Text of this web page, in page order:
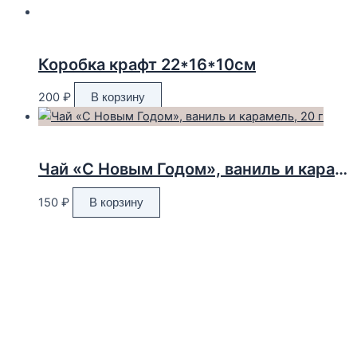
Коробка крафт 22*16*10см
200 ₽ В корзину
Чай «С Новым Годом», ваниль и карамель, 20 г
150 ₽ В корзину